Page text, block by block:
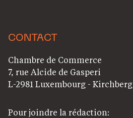
CONTACT
Chambre de Commerce
7, rue Alcide de Gasperi
L-2981 Luxembourg - Kirchberg
Pour joindre la rédaction: